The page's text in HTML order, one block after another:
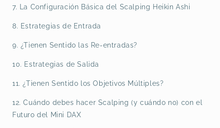
7. La Configuración Básica del Scalping Heikin Ashi
8. Estrategias de Entrada
9. ¿Tienen Sentido las Re-entradas?
10. Estrategias de Salida
11. ¿Tienen Sentido los Objetivos Múltiples?
12. Cuándo debes hacer Scalping (y cuándo no) con el
Futuro del Mini DAX